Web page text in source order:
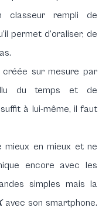
classeur rempli de
permet d’oraliser, de
créée sur mesure par
du temps et de
à lui-même, il faut
mieux en mieux et ne
encore avec les
simples mais la
avec son smartphone.